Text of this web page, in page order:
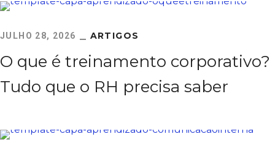
JULHO 28, 2026 ARTIGOS
O que é treinamento corporativo?
Tudo que o RH precisa saber